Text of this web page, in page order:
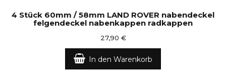
4 Stück 60mm / 58mm LAND ROVER nabendeckel
felgendeckel nabenkappen radkappen
27,90 €
In den Warenkorb